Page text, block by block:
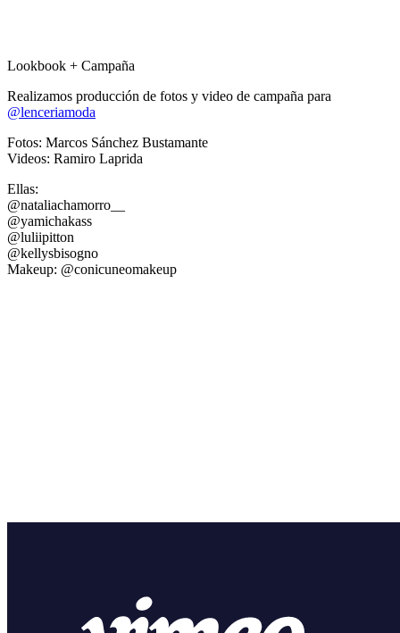
Lookbook + Campaña
Realizamos producción de fotos y video de campaña para
@lenceriamoda
Fotos: Marcos Sánchez Bustamante
Videos: Ramiro Laprida
Ellas:
@nataliachamorro__
@yamichakass
@luliipitton
@kellysbisogno
Makeup: @conicuneomakeup